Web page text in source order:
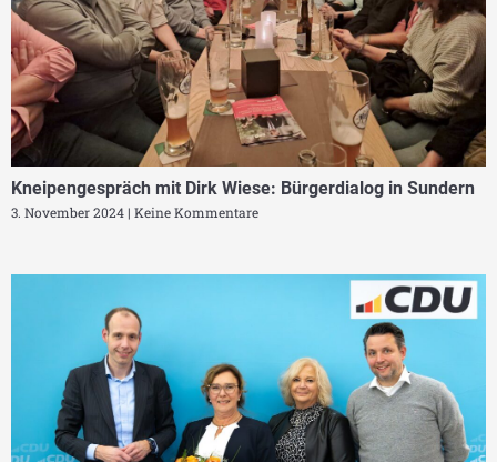
Kneipengespräch mit Dirk Wiese: Bürgerdialog in Sundern
3. November 2024 Keine Kommentare